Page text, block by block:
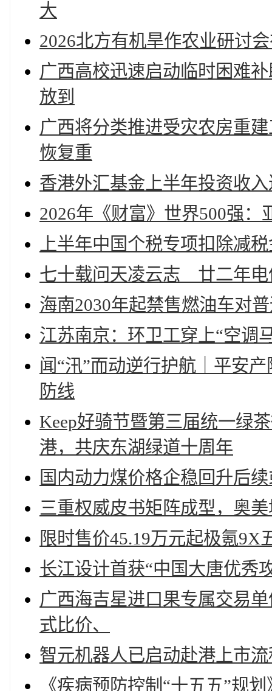
大
2026北方有机旱作农业研讨
广西高校迅速启动临时困难
放到
广西将分类推进受灾农房重
恢复重
香港外汇基金上半年投资收
2026年《财富》世界500强
上半年中国个税专项扣除减
七十载问天凌云志 廿二年电
海南2030年起禁售燃油车对
江苏南京：环卫工穿上“空调
闻“汛”而动逆行护航｜平安
防线
Keep好骑节暨第三届统一绿
港，共庆东湖绿道十周年
国内动力煤价格企稳回升后
三重权威皮书矩阵成型，奥
限时售价45.19万元起极氪9X
长江设计首获“中国大唐优秀
广西海吉星进口果专属交易
式比价、
智元机器人已启动赴港上市
《疾病预防控制“十五五”规